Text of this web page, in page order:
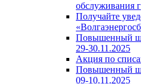
обслуживания
Получайте
Повышенный
29-30.11.2025
Акция по
Повышенный
09-10.11.2025